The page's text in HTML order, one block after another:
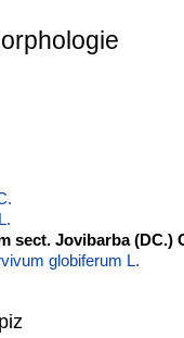
sect. Jovibarba (DC.)
globiferum L.